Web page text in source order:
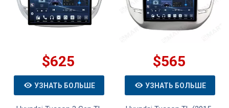
$625
УЗНАТЬ БОЛЬШЕ
$565
УЗНАТЬ БОЛЬШЕ